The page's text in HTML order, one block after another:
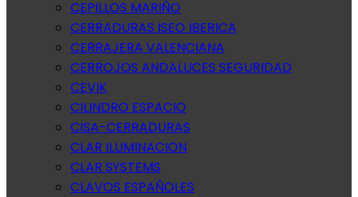
CEPILLOS MARIÑO
CERRADURAS ISEO IBERICA
CERRAJERA VALENCIANA
CERROJOS ANDALUCES SEGURIDAD
CEVIK
CILINDRO ESPACIO
CISA-CERRADURAS
CLAR ILUMINACION
CLAR SYSTEMS
CLAVOS ESPAÑOLES